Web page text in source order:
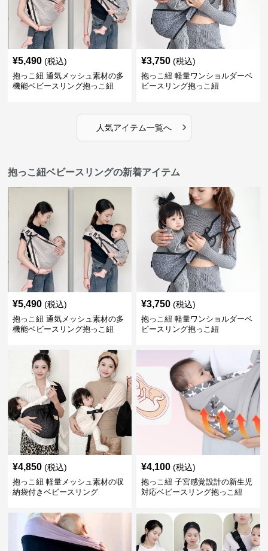
¥5,490 (税込)
抱っこ紐 通気メッシュ素材の多
機能ベビースリング抱っこ紐
¥3,750 (税込)
抱っこ紐 軽量ワンショルダーベ
ビースリング抱っこ紐
人気アイテム一覧へ ›
抱っこ紐ベビースリングの新着アイテム
¥5,490 (税込)
抱っこ紐 通気メッシュ素材の多
機能ベビースリング抱っこ紐
¥3,750 (税込)
抱っこ紐 軽量ワンショルダーベ
ビースリング抱っこ紐
¥4,850 (税込)
抱っこ紐 軽量メッシュ素材の収
納袋付きベビースリング
¥4,100 (税込)
抱っこ紐 子宮感覚設計の新生児
対応ベビースリング抱っこ紐